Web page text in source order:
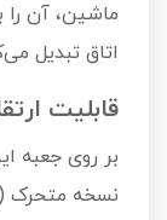
ماشین، آن را
اتاق تبدیل
قابلیت
بر روی جعبه